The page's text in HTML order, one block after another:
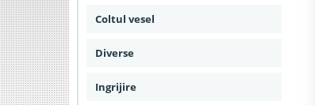
Coltul vesel
Diverse
Ingrijire